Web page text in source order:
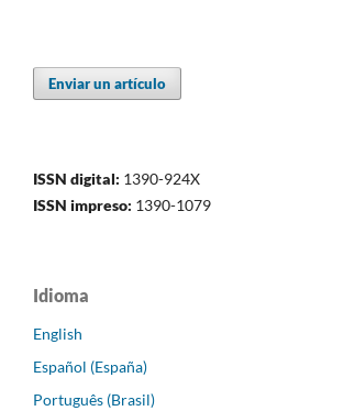
Enviar un artículo
ISSN digital: 1390-924X
ISSN impreso: 1390-1079
Idioma
English
Español (España)
Português (Brasil)